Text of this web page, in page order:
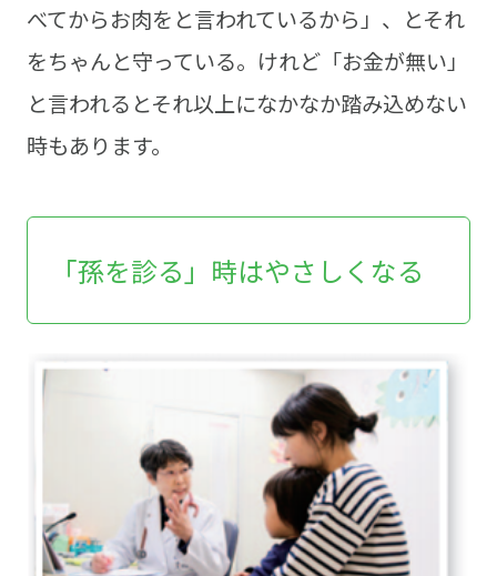
べてからお肉をと言われているから」、とそれ
をちゃんと守っている。けれど「お金が無い」
と言われるとそれ以上になかなか踏み込めない
時もあります。
「孫を診る」時はやさしくなる